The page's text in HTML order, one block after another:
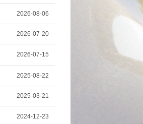
2026-08-06
2026-07-20
2026-07-15
2025-08-22
2025-03-21
2024-12-23